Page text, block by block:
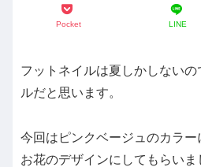
Pocket LINE
フットネイルは夏しかしない
ルだと思います。
今回はピンクベージュのカラ
お花のデザインにしてもらいま